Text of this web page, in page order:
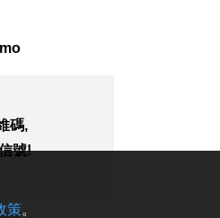
12:44
12:39
藝之都發
碼,
號!
策。